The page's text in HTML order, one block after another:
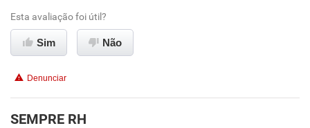
Recomenda a diretoria
Esta avaliação foi útil?
Sim Não
Denunciar
SEMPRE RH